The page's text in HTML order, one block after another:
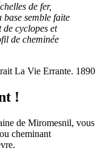
de fer,
semble faite
cyclopes et
de cheminée
La Vie Errante. 1890
!
de Miromesnil, vous
cheminant